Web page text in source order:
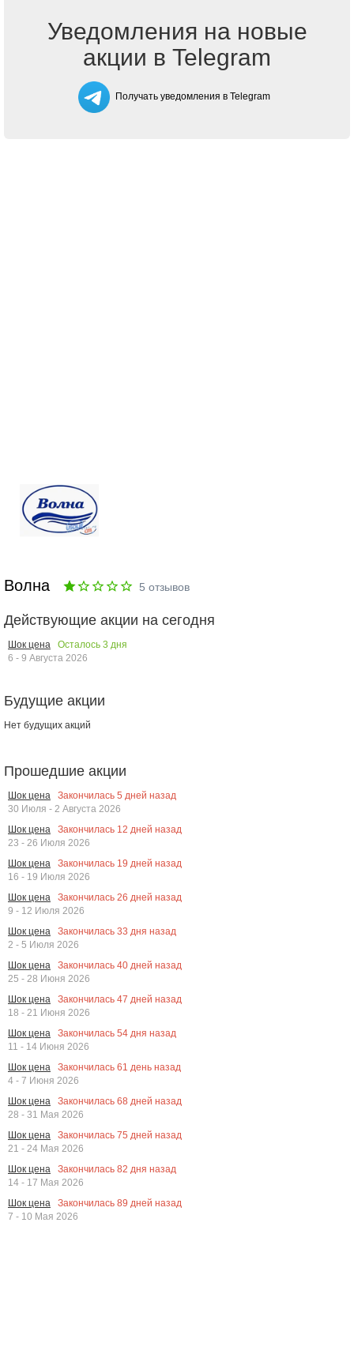
Уведомления на новые
акции в Telegram
Получать уведомления в Telegram
Волна 5 отзывов
Действующие акции на сегодня
Шок цена Осталось 3 дня
6 - 9 Августа 2026
Будущие акции
Нет будущих акций
Прошедшие акции
Шок цена Закончилась 5 дней назад
30 Июля - 2 Августа 2026
Шок цена
Закончилась 12 дней назад
23 - 26 Июля 2026
Шок цена
Закончилась 19 дней назад
16 - 19 Июля 2026
Шок цена
Закончилась 26 дней назад
9 - 12 Июля 2026
Шок цена
Закончилась 33 дня назад
2 - 5 Июля 2026
Шок цена
Закончилась 40 дней назад
25 - 28 Июня 2026
Шок цена
Закончилась 47 дней назад
18 - 21 Июня 2026
Шок цена
Закончилась 54 дня назад
11 - 14 Июня 2026
Шок цена
Закончилась 61 день назад
4 - 7 Июня 2026
Шок цена
Закончилась 68 дней назад
28 - 31 Мая 2026
Шок цена
Закончилась 75 дней назад
21 - 24 Мая 2026
Шок цена
Закончилась 82 дня назад
14 - 17 Мая 2026
Шок цена
Закончилась 89 дней назад
7 - 10 Мая 2026